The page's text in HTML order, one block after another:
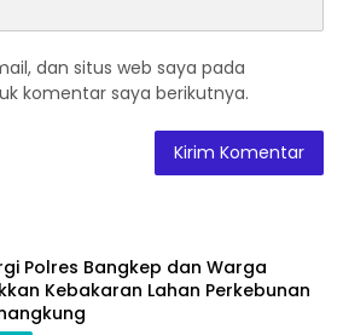
dan situs web saya pada
komentar saya berikutnya.
Polres Bangkep dan Warga
Kebakaran Lahan Perkebunan